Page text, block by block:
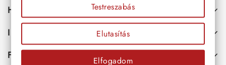
Hasznos
Információk
Fiókod
Testreszabás
Elutasítás
Elfogadom